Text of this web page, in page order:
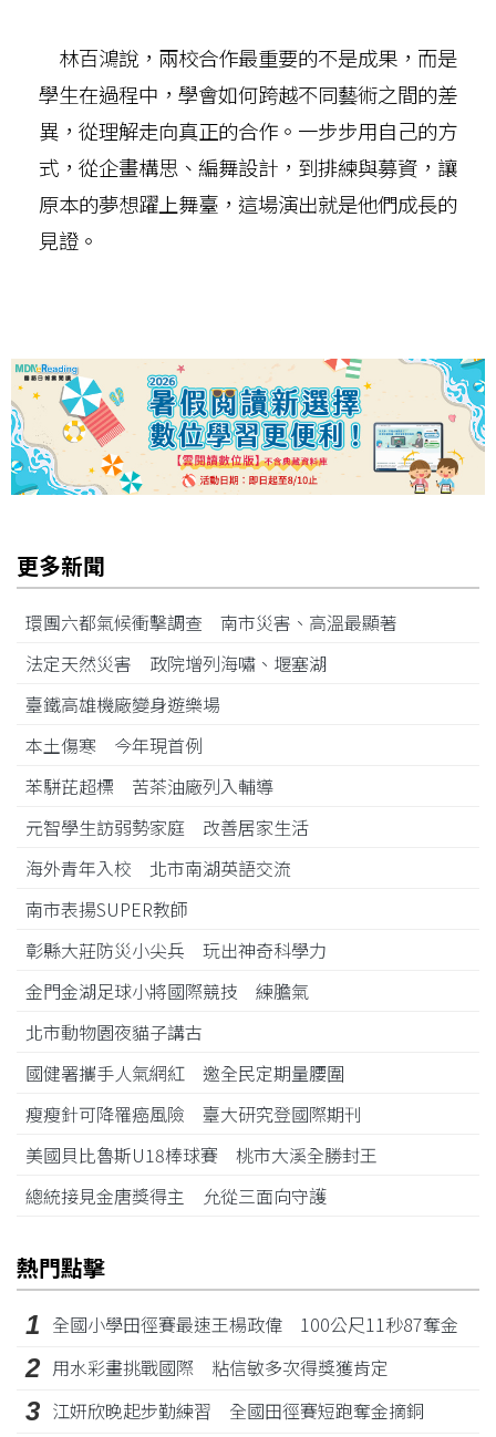
林百鴻說，兩校合作最重要的不是成果，而是
學生在過程中，學會如何跨越不同藝術之間的差
異，從理解走向真正的合作。一步步用自己的方
式，從企畫構思、編舞設計，到排練與募資，讓
原本的夢想躍上舞臺，這場演出就是他們成長的
見證。
更多新聞
環團六都氣候衝擊調查 南市災害、高溫最顯著
法定天然災害 政院增列海嘯、堰塞湖
臺鐵高雄機廠變身遊樂場
本土傷寒 今年現首例
苯駢芘超標 苦茶油廠列入輔導
元智學生訪弱勢家庭 改善居家生活
海外青年入校 北市南湖英語交流
南市表揚SUPER教師
彰縣大莊防災小尖兵 玩出神奇科學力
金門金湖足球小將國際競技 練膽氣
北市動物園夜貓子講古
國健署攜手人氣網紅 邀全民定期量腰圍
瘦瘦針可降罹癌風險 臺大研究登國際期刊
美國貝比魯斯U18棒球賽 桃市大溪全勝封王
總統接見金唐獎得主 允從三面向守護
熱門點擊
1 全國小學田徑賽最速王楊政偉 100公尺11秒87奪金
2 用水彩畫挑戰國際 粘信敏多次得獎獲肯定
3 江姸欣晚起步勤練習 全國田徑賽短跑奪金摘銅